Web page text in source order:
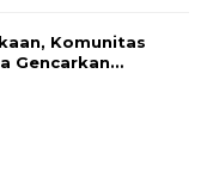
Komunitas
Gencarkan…